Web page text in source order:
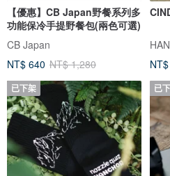
【優惠】CB Japan野餐系列多
功能保冷手提野餐包(兩色可選)
CB Japan
NT$ 640 NT$ 1,280
已下架 已